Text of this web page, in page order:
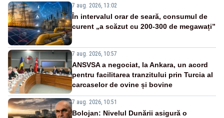
7 aug. 2026, 13:02
În intervalul orar de seară, consumul de
curent „a scăzut cu 200-300 de megawați”
7 aug. 2026, 10:57
ANSVSA a negociat, la Ankara, un acord
pentru facilitarea tranzitului prin Turcia al
carcaselor de ovine și bovine
7 aug. 2026, 10:51
Bolojan: Nivelul Dunării asigură o